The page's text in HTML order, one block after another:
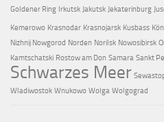
Goldener Ring Irkutsk Jakutsk Jekaterinburg
Kemerowo Krasnodar Krasnojarsk Kusbass
Nizhnij Nowgorod Norden Norilsk Nowosibirsk
Kamtschatski Rostow am Don Samara Sankt
Schwarzes Meer
Wladiwostok Wnukowo Wolga Wolgograd